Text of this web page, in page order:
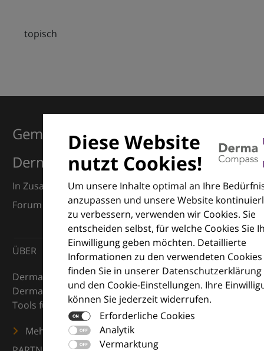
topisch
Diese Website
nutzt Cookies!
Um unsere Inhalte optimal an Ihre
anzupassen und unsere Website
zu verbessern, verwenden wir Cookies. Sie
entscheiden selbst, für welche Cookies Sie
Einwilligung geben möchten. Detaillierte
Informationen zu den verwendeten Cookies
finden Sie in unserer Datenschutzerklärung
und den Cookie-Einstellungen. Ihre
können Sie jederzeit widerrufen.
Erforderliche Cookies
Analytik
Vermarktung
Gemeinsam für Exzellenz in der
Dermatologie
In Zusammenarbeit mit dem European Dermatology
Forum (EDF) und Euroderm Excellence
ÜBER
DermaCompass ist Ihr digitaler Kompass für die
Dermatologie – mit Wissen, Bildern und praktischen
Tools für den klinischen Alltag.
Mehr erfahren